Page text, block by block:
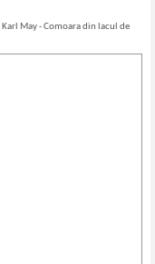
Karl May - Comoara din lacul de